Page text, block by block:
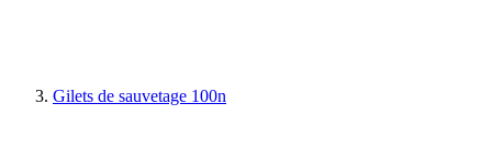
Gilets de sauvetage 100n